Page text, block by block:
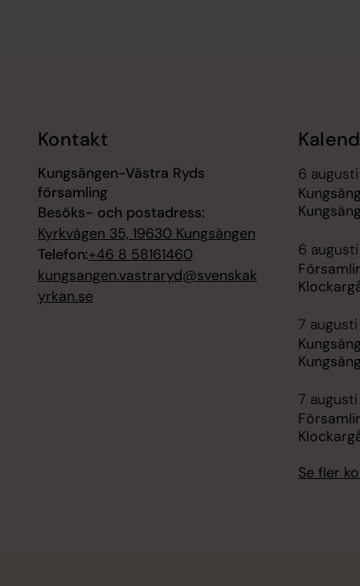
Kontakt
Kungsängen-Västra Ryds
församling
Besöks- och postadress:
Kyrkvägen 35, 19630 Kungsängen
Telefon:+46 8 58161460
kungsangen.vastraryd@svenskak
yrkan.se
6
6
7
7 augusti
Se fler